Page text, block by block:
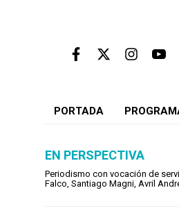
PORTADA
EN PERSPECTIVA
Periodismo con vocación de
Falco, Santiago Magni, Avril